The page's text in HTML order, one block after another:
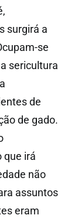
surgirá a
se
sericultura
de
de gado.
que irá
não
assuntos
eram